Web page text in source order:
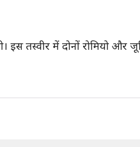
इस तस्वीर में दोनों रोमियो